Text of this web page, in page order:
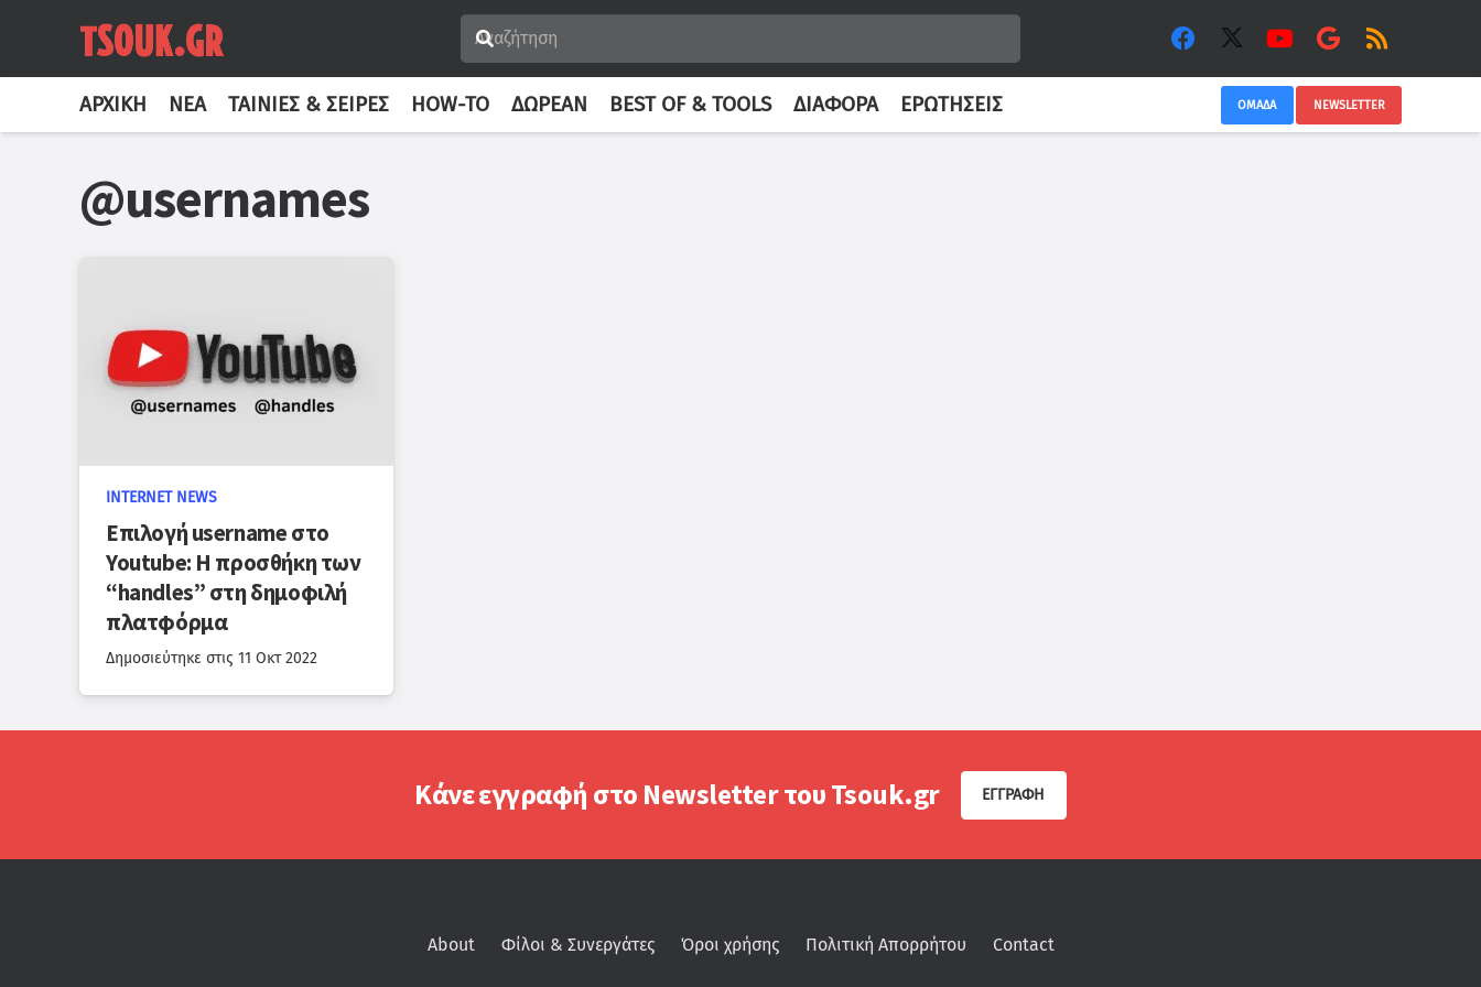
ΑΡΧΙΚΉ ΝΈΑ ΤΑΙΝΊΕΣ & ΣΕΙΡΈΣ HOW-TO ΔΩΡΕΆΝ BEST OF & TOOLS ΔΙΆΦΟΡΑ ΕΡΩΤΉΣΕΙΣ ΟΜΑΔΑ NEWSLETTER
@usernames
INTERNET NEWS
Επιλογή username στο
Youtube: Η προσθήκη των
“handles” στη δημοφιλή
πλατφόρμα
Δημοσιεύτηκε στις 11 Οκτ 2022
Κάνε εγγραφή στο Newsletter του Tsouk.gr ΕΓΓΡΑΦΉ
About Φίλοι & Συνεργάτες Όροι χρήσης Πολιτική Απορρήτου Contact